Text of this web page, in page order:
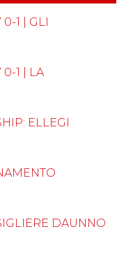
1 | GLI
0-1 | LA
ELLEGI
DAUNNO